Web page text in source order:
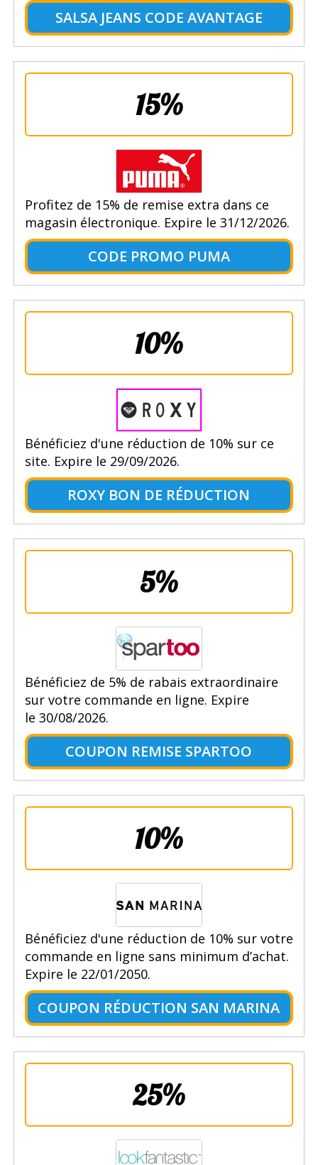
SALSA JEANS CODE AVANTAGE
15%
Profitez de 15% de remise extra dans ce
magasin électronique. Expire le 31/12/2026.
CODE PROMO PUMA
10%
Bénéficiez d'une réduction de 10% sur ce
site. Expire le 29/09/2026.
ROXY BON DE RÉDUCTION
5%
Bénéficiez de 5% de rabais extraordinaire
sur votre commande en ligne. Expire
le 30/08/2026.
COUPON REMISE SPARTOO
10%
Bénéficiez d'une réduction de 10% sur votre
commande en ligne sans minimum d’achat.
Expire le 22/01/2050.
COUPON RÉDUCTION SAN MARINA
25%